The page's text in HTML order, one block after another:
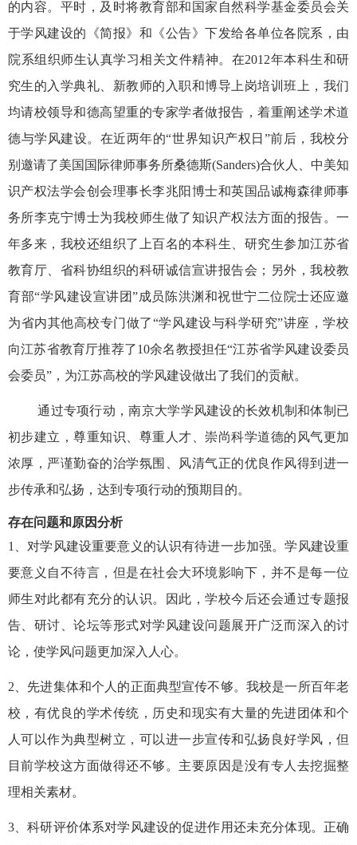
的内容。平时，及时将教育部和国家自然科学基金委员会关
于学风建设的《简报》和《公告》下发给各单位各院系，由
院系组织师生认真学习相关文件精神。在2012年本科生和研
究生的入学典礼、新教师的入职和博导上岗培训班上，我们
均请校领导和德高望重的专家学者做报告，着重阐述学术道
德与学风建设。在近两年的“世界知识产权日”前后，我校分
别邀请了美国国际律师事务所桑德斯(Sanders)合伙人、中美知
识产权法学会创会理事长李兆阳博士和英国品诚梅森律师事
务所李克宁博士为我校师生做了知识产权法方面的报告。一
年多来，我校还组织了上百名的本科生、研究生参加江苏省
教育厅、省科协组织的科研诚信宣讲报告会；另外，我校教
育部“学风建设宣讲团”成员陈洪渊和祝世宁二位院士还应邀
为省内其他高校专门做了“学风建设与科学研究”讲座，学校
向江苏省教育厅推荐了10余名教授担任“江苏省学风建设委员
会委员”，为江苏高校的学风建设做出了我们的贡献。
通过专项行动，南京大学学风建设的长效机制和体制已
初步建立，尊重知识、尊重人才、崇尚科学道德的风气更加
浓厚，严谨勤奋的治学氛围、风清气正的优良作风得到进一
步传承和弘扬，达到专项行动的预期目的。
存在问题和原因分析
1、对学风建设重要意义的认识有待进一步加强。学风建设重
要意义自不待言，但是在社会大环境影响下，并不是每一位
师生对此都有充分的认识。因此，学校今后还会通过专题报
告、研讨、论坛等形式对学风建设问题展开广泛而深入的讨
论，使学风问题更加深入人心。
2、先进集体和个人的正面典型宣传不够。我校是一所百年老
校，有优良的学术传统，历史和现实有大量的先进团体和个
人可以作为典型树立，可以进一步宣传和弘扬良好学风，但
目前学校这方面做得还不够。主要原因是没有专人去挖掘整
理相关素材。
3、科研评价体系对学风建设的促进作用还未充分体现。正确